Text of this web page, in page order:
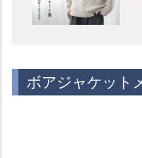
ボアジャケット